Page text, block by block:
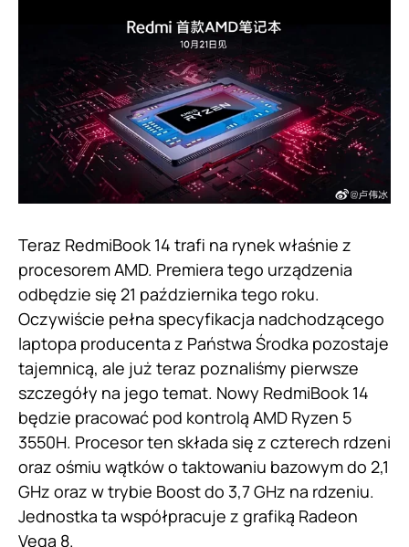
Teraz RedmiBook 14 trafi na rynek właśnie z
procesorem AMD. Premiera tego urządzenia
odbędzie się 21 października tego roku.
Oczywiście pełna specyfikacja nadchodzącego
laptopa producenta z Państwa Środka pozostaje
tajemnicą, ale już teraz poznaliśmy pierwsze
szczegóły na jego temat. Nowy RedmiBook 14
będzie pracować pod kontrolą AMD Ryzen 5
3550H. Procesor ten składa się z czterech rdzeni
oraz ośmiu wątków o taktowaniu bazowym do 2,1
GHz oraz w trybie Boost do 3,7 GHz na rdzeniu.
Jednostka ta współpracuje z grafiką Radeon
Vega 8.